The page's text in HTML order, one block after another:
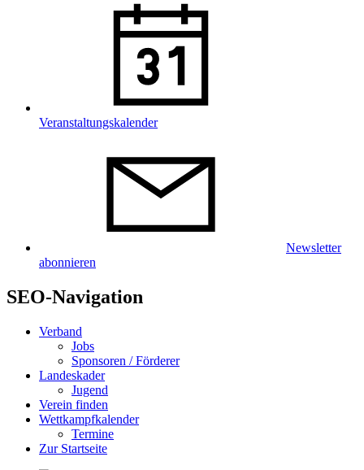
Veranstaltungskalender
Newsletter
abonnieren
SEO-Navigation
Verband
Jobs
Sponsoren / Förderer
Landeskader
Jugend
Verein finden
Wettkampfkalender
Termine
Zur Startseite